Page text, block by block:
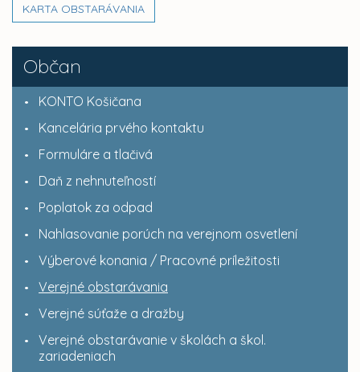
Občan
KONTO Košičana
Kancelária prvého kontaktu
Formuláre a tlačivá
Daň z nehnuteľností
Poplatok za odpad
Nahlasovanie porúch na verejnom osvetlení
Výberové konania / Pracovné príležitosti
Verejné obstarávania
Verejné súťaže a dražby
Verejné obstarávanie v školách a škol.
zariadeniach
KARTA OBSTARÁVANIA